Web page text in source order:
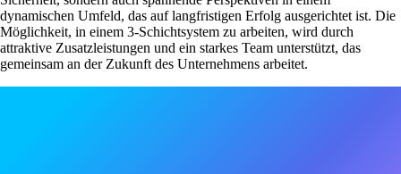
dynamischen Umfeld, das auf langfristigen Erfolg ausgerichtet ist. Die
Möglichkeit, in einem 3-Schichtsystem zu arbeiten, wird durch
attraktive Zusatzleistungen und ein starkes Team unterstützt, das
gemeinsam an der Zukunft des Unternehmens arbeitet.